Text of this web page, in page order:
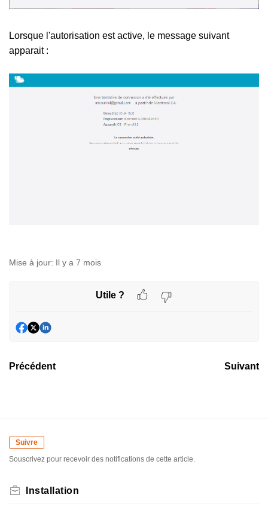
Lorsque l'autorisation est active, le message suivant
apparait :
Mise à jour: Il y a 7 mois
Utile ?
Précédent Suivant
Suivre
Souscrivez pour recevoir des notifications de cette article.
Installation